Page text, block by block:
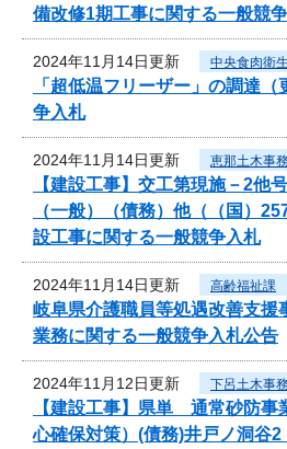
備改修1期工事に関する一般競
2024年11月14日更新 中央食肉衛
「超低温フリーザー」の調達
争入札
2024年11月14日更新 恵那土木事
【建設工事】交工第現施－2
（一般）（債務）他（（国）
設工事に関する一般競争入札
2024年11月14日更新 高齢福祉課
岐阜県介護職員等処遇改善支援
業務に関する一般競争入札公告
2024年11月12日更新 下呂土木事
【建設工事】県単 通常砂防事
心確保対策）(債務)井戸ノ洞谷